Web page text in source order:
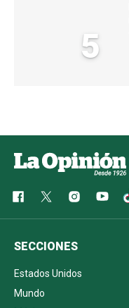
5
SECCIONES
Estados Unidos
Mundo